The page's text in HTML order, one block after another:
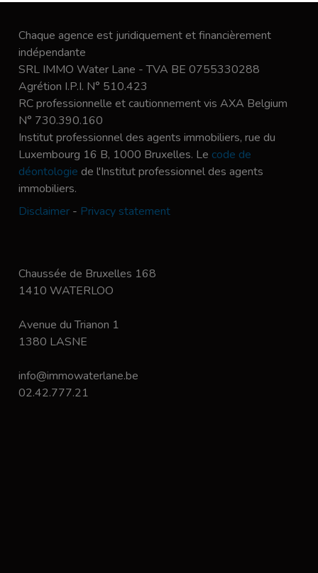
Chaque agence est juridiquement et financièrement
indépendante
SRL IMMO Water Lane - TVA BE 0755330288
Agrétion I.P.I. N° 510.423
RC professionnelle et cautionnement vis AXA Belgium
N° 730.390.160
Institut professionnel des agents immobiliers, rue du
Luxembourg 16 B, 1000 Bruxelles. Le code de
déontologie de l'Institut professionnel des agents
immobiliers.
Disclaimer - Privacy statement
Chaussée de Bruxelles 168
1410 WATERLOO
Avenue du Trianon 1
1380 LASNE
info@immowaterlane.be
02.42.777.21